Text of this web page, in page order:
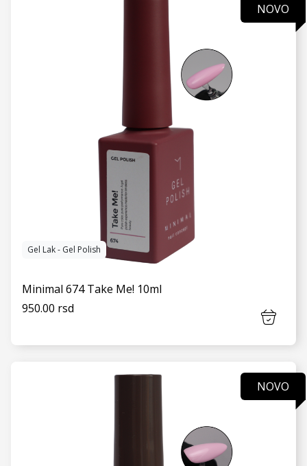
VIDI JOŠ
NOVO
VIDI JOŠ
Gel Lak - Gel Polish
Minimal 674 Take Me! 10ml
950.00 rsd
NOVO